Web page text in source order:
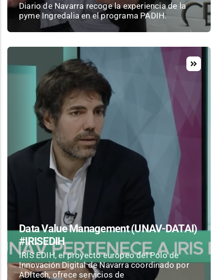
Diario de Navarra recoge la experiencia de la
pyme Ingredalia en el programa PADIH.
Data Value Management (UNAV-DATAI)
#IRISEDIH
IRIS EDIH, el proyecto europeo del Polo de
Innovación Digital de Navarra coordinado por
ADItech, ofrece servicios de